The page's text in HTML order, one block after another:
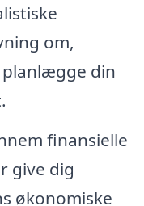
om,
din
finansielle
give dig
økonomiske